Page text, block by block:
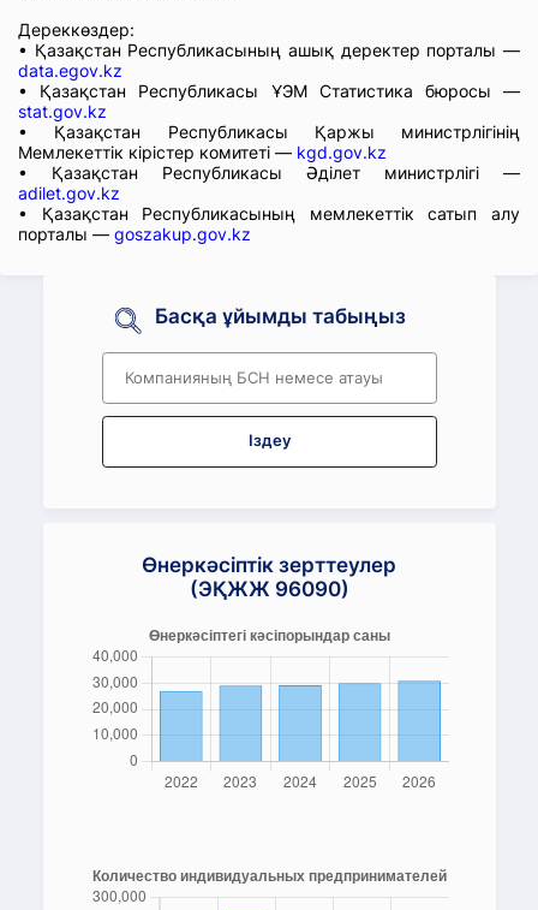
Дереккөздер:
• Қазақстан Республикасының ашық деректер порталы —
data.egov.kz
• Қазақстан Республикасы ҰЭМ Статистика бюросы —
stat.gov.kz
• Қазақстан Республикасы Қаржы министрлігінің
Мемлекеттік кірістер комитеті — kgd.gov.kz
• Қазақстан Республикасы Әділет министрлігі —
adilet.gov.kz
• Қазақстан Республикасының мемлекеттік сатып алу
порталы — goszakup.gov.kz
Басқа ұйымды табыңыз
Іздеу
Өнеркәсіптік зерттеулер
(ЭҚЖЖ 96090)